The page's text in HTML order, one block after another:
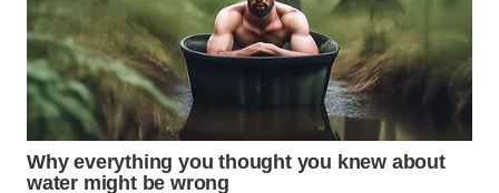
WN
BINJAI
WN
CIREBON